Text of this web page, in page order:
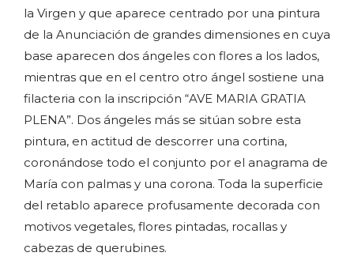
la Virgen y que aparece centrado por una pintura
de la Anunciación de grandes dimensiones en cuya
base aparecen dos ángeles con flores a los lados,
mientras que en el centro otro ángel sostiene una
filacteria con la inscripción “AVE MARIA GRATIA
PLENA”. Dos ángeles más se sitúan sobre esta
pintura, en actitud de descorrer una cortina,
coronándose todo el conjunto por el anagrama de
María con palmas y una corona. Toda la superficie
del retablo aparece profusamente decorada con
motivos vegetales, flores pintadas, rocallas y
cabezas de querubines.